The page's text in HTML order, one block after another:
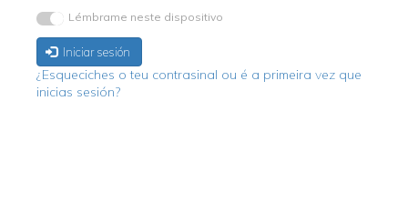
Lémbrame neste dispositivo
Iniciar sesión
¿Esqueciches o teu contrasinal ou é a primeira vez que
inicias sesión?